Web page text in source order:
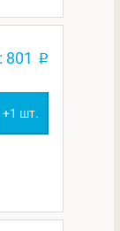
801 p
+1 шт.